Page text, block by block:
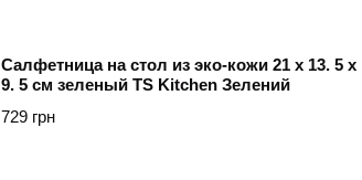
Салфетница на стол из эко-кожи 21 х 13. 5 х
9. 5 см зеленый TS Kitchen Зелений
729 грн